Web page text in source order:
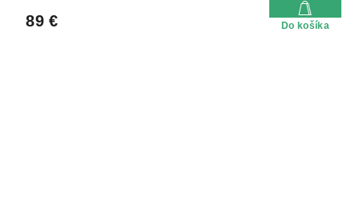
89 € Do košíka